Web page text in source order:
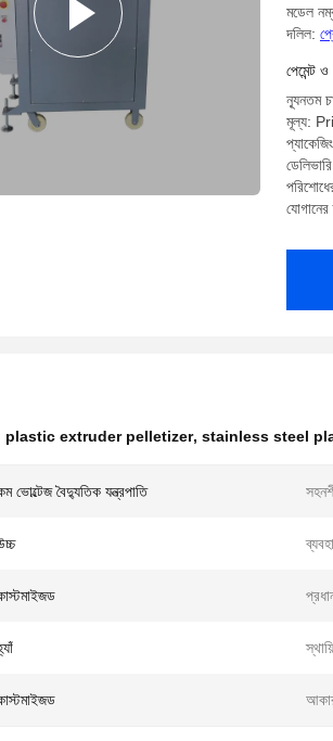
মডেল
দলিল:
পেমেন্ট ও
ন্যূনতম
মূল্য:
plastic extruder pelletizer, stainless steel
ভোল্টেজ বৈদ্যুতিক যন্ত্রপাতি